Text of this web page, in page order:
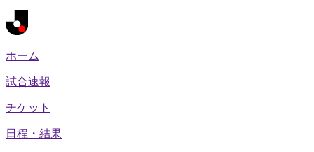
ホーム
試合速報
チケット
日程・結果